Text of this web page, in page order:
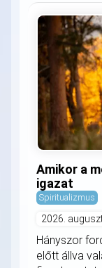
Amikor a
igazat
Spiritualizmus
2026.
Hányszor
előtt állva